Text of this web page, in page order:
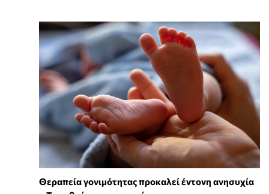
Θεραπεία γονιμότητας προκαλεί έντονη ανησυχία